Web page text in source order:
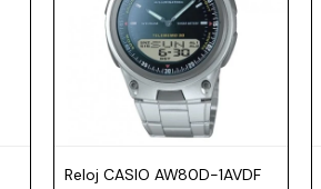
Reloj CASIO AW80D-1AVDF